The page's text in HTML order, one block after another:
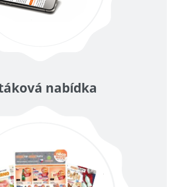
nabídka